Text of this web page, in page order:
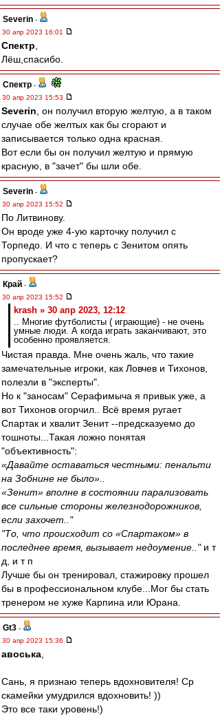
Severin -
30 апр 2023 16:01
Спектр
Лёш,спасибо.
Спектр -
30 апр 2023 15:53
Severin , он получил вторую желтую, а в таком
случае обе желтых как бы сгорают и
записывается только одна красная.
Вот если бы он получил желтую и прямую
красную, в "зачет" бы шли обе.
Severin -
30 апр 2023 15:52
По Литвинову.
Он вроде уже 4-ую карточку получил с
Торпедо. И что с теперь с Зенитом опять
пропускает?
Край -
30 апр 2023 15:52
krash » 30 апр 2023, 12:12
.. Многие футболисты ( играющие) - не очень
умные люди. А когда играть заканчивают, это
особенно проявляется.
Чистая правда. Мне очень жаль, что такие
замечательные игроки, как Ловчев и Тихонов,
полезли в "эксперты".
Но к "заносам" Серафимыча я привык уже, а
вот Тихонов огорчил.. Всё время ругает
Спартак и хвалит Зенит --предсказуемо до
тошноты...Такая ложно понятая
"объективность":
«Давайте оставаться честными: пенальти
на Зобнине не было»..
«Зенит» вполне в состоянии парализовать
все сильные стороны железнодорожников,
если захочет.."
"То, что происходит со «Спартаком» в
последнее время, вызывает недоумение.."и т
д, и т п
Лучше бы он тренировал, стажировку прошел
бы в профессиональном клубе...Мог бы стать
тренером не хуже Карпина или Юрана.
Gt3 -
30 апр 2023 15:36
авоська
Сань, я признаю теперь вдохновителя! Ср
скамейки умудрился вдохновить! ))
Это все таки уровень!)